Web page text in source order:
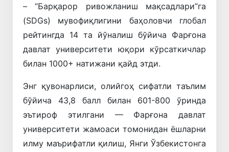
– “Барқарор ривожланиш мақсадлари”га
(SDGs) мувофиқлигини баҳоловчи глобал
рейтингда 14 та йўналиш бўйича Фарғона
давлат университети юқори кўрсаткичлар
билан 1000+ натижани қайд этди.
Энг қувонарлиси, олийгоҳ сифатли таълим
бўйича 43,8 балл билан 601-800 ўринда
эътироф этилгани — Фарғона давлат
университети жамоаси томонидан ёшларни
илму маърифатли қилиш, Янги Ўзбекистонга